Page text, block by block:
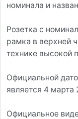
номинала и
Розетка с
рамка в верхней
технике высокой
Официальной
является 4 марта
Официальное